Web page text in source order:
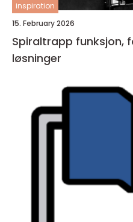
inspiration
15. February 2026
Spiraltrapp funksjon, form og fleksible
løsninger